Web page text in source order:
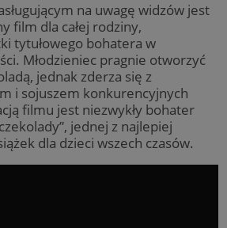
na uwagę widzów jest
film dla całej rodziny,
tytułowego bohatera w
Młodzieniec pragnie otworzyć
jednak zderza się z
i sojuszem konkurencyjnych
filmu jest niezwykły bohater
jednej z najlepiej
dla dzieci wszech czasów.